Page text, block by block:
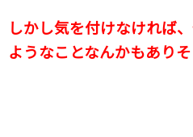
しかし気を付けなければ
ようなことなんかもあり